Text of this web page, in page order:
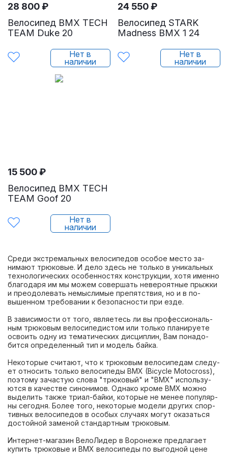
Велосипед BMX TECH
TEAM Duke 20
28 800₽
Нет в
наличии
Велосипед STARK
Madness BMX 1 24
24 550₽
Нет в
наличии
Велосипед BMX TECH
TEAM Goof 20
15 500₽
Нет в
наличии
Сре­ди экс­тре­маль­ных ве­лоси­педов осо­бое мес­то за­
нима­ют трю­ковые. И де­ло здесь не толь­ко в уни­каль­ных
тех­но­логи­чес­ких осо­бен­ностях конс­трук­ции, хо­тя имен­но
бла­года­ря им мы мо­жем со­вер­шать не­веро­ят­ные прыж­ки
и пре­одо­левать не­мыс­ли­мые пре­пятс­твия, но и в по­
вышен­ном тре­бова­нии к бе­зопас­ности при ез­де.
В за­виси­мос­ти от то­го, яв­ля­етесь ли вы про­фес­си­ональ­
ным трю­ковым ве­лоси­педис­том или толь­ко пла­ниру­ете
ос­во­ить од­ну из те­мати­чес­ких дис­циплин, Вам по­надо­
бит­ся оп­ре­делен­ный тип и мо­дель бай­ка.
Не­кото­рые счи­та­ют, что к трю­ковым ве­лоси­педам сле­ду­
ет от­но­сить толь­ко ве­лоси­педы BMX (Bicycle Motocross),
по­это­му за­час­тую сло­ва "трю­ковый" и "BMX" ис­поль­зу­
ют­ся в ка­чес­тве си­нони­мов. Од­на­ко кро­ме BMX мож­но
вы­делить так­же три­ал-бай­ки, ко­торые не ме­нее по­пуляр­
ны се­год­ня. Бо­лее то­го, не­кото­рые мо­дели дру­гих спор­
тивных ве­лоси­педов в осо­бых слу­ча­ях мо­гут ока­зать­ся
дос­той­ной за­меной стан­дар­тным трю­ковым.
Интернет-магазин ВелоЛидер в Воронеже предлагает
купить трюковые и BMX велосипеды по выгодной цене